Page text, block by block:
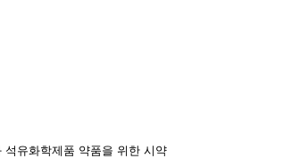
석유화학제품 약품을 위한 시약